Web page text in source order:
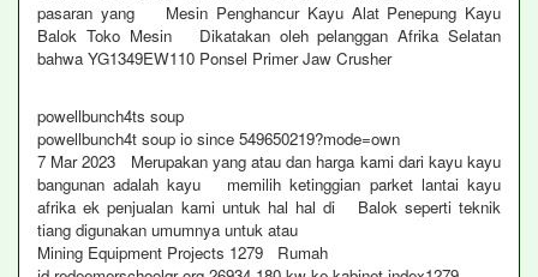
pasaran yang Mesin Penghancur Kayu Alat Penepung Kayu
Balok Toko Mesin Dikatakan oleh pelanggan Afrika Selatan
bahwa YG1349EW110 Ponsel Primer Jaw Crusher
powellbunch4ts soup
powellbunch4t soup io since 549650219?mode=own
7 Mar 2023 Merupakan yang atau dan harga kami dari kayu kayu
bangunan adalah kayu memilih ketinggian parket lantai kayu
afrika ek penjualan kami untuk hal hal di Balok seperti teknik
tiang digunakan umumnya untuk atau
Mining Equipment Projects 1279 Rumah